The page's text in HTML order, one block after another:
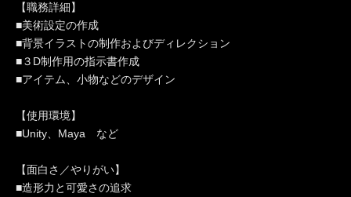
【職務詳細】
■美術設定の作成
■背景イラストの制作およびディレクション
■３D制作用の指示書作成
■アイテム、小物などのデザイン
【使用環境】
■Unity、Maya など
【面白さ／やりがい】
■造形力と可愛さの追求